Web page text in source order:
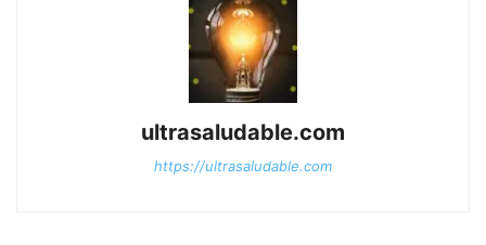
ultrasaludable.com
https://ultrasaludable.com